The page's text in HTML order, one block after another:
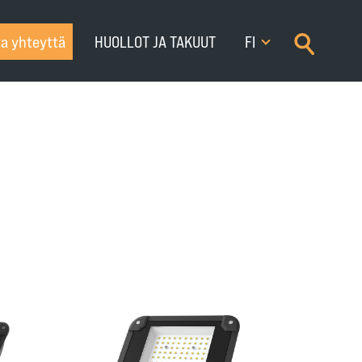
yhteyttä HUOLLOT JA TAKUUT FI